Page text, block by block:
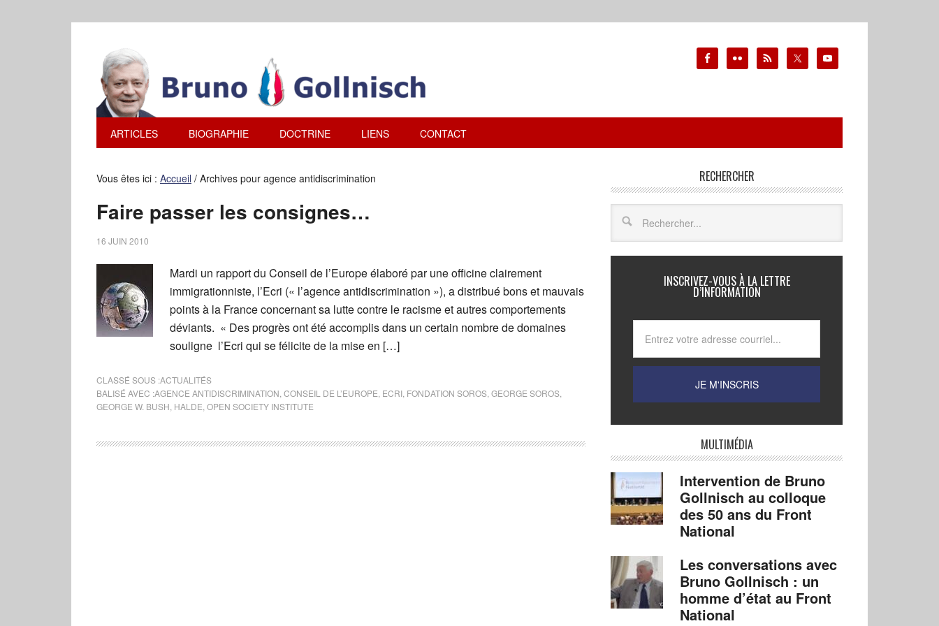
ARTICLES BIOGRAPHIE DOCTRINE LIENS CONTACT
Vous êtes ici : Accueil / Archives pour agence antidiscrimination
Faire passer les consignes…
16 JUIN 2010
Mardi un rapport du Conseil de l’Europe élaboré par une officine clairement
immigrationniste, l’Ecri (« l’agence antidiscrimination »), a distribué bons et mauvais
points à la France concernant sa lutte contre le racisme et autres comportements
déviants. « Des progrès ont été accomplis dans un certain nombre de domaines
souligne l’Ecri qui se félicite de la mise en […]
CLASSÉ SOUS :ACTUALITÉS
BALISÉ AVEC :AGENCE ANTIDISCRIMINATION CONSEIL DE L’EUROPE ECRI FONDATION SOROS GEORGE SOROS
GEORGE W. BUSH HALDE OPEN SOCIETY INSTITUTE
RECHERCHER
INSCRIVEZ-VOUS À LA LETTRE
D’INFORMATION
MULTIMÉDIA
Intervention de Bruno
Gollnisch au colloque
des 50 ans du Front
National
Les conversations avec
Bruno Gollnisch : un
homme d’état au Front
National